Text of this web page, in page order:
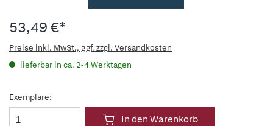
53,49 €*
Preise inkl. MwSt., ggf. zzgl. Versandkosten
lieferbar in ca. 2-4 Werktagen
Exemplare:
In den Warenkorb